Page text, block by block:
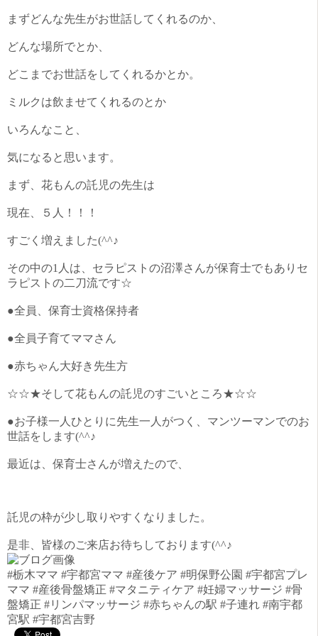
まずどんな先生がお世話してくれるのか、
どんな場所でとか、
どこまでお世話をしてくれるかとか。
ミルクは飲ませてくれるのとか
いろんなこと、
気になると思います。
まず、花もんの託児の先生は
現在、５人！！！
すごく増えました(^^♪
その中の1人は、セラピストの沼澤さんが保育士でもありセ
ラピストの二刀流です☆
●全員、保育士資格保持者
●全員子育てママさん
●赤ちゃん大好き先生方
☆☆★そして花もんの託児のすごいところ★☆☆
●お子様一人ひとりに先生一人がつく、マンツーマンでのお
世話をします(^^♪
最近は、保育士さんが増えたので、
託児の枠が少し取りやすくなりました。
是非、皆様のご来店お待ちしております(^^♪
#栃木ママ #宇都宮ママ #産後ケア #明保野公園 #宇都宮プレ
ママ #産後骨盤矯正 #マタニティケア #妊婦マッサージ #骨
盤矯正 #リンパマッサージ #赤ちゃんの駅 #子連れ #南宇都
宮駅 #宇都宮吉野